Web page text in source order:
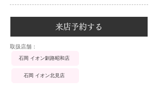
来店予約する
​取扱店舗：
石岡 イオン釧路昭和店
石岡 イオン北見店